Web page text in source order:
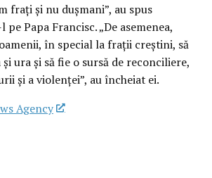
frați și nu dușmani”, au spus
Papa Francisc. „De asemenea,
în special la frații creștini, să
ura și să fie o sursă de reconciliere,
și a violenței”, au încheiat ei.
Agency